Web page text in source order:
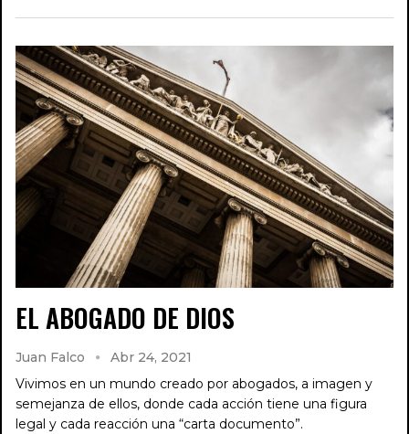
EL ABOGADO DE DIOS
Juan Falco
Abr 24, 2021
Vivimos en un mundo creado por abogados, a imagen y
semejanza de ellos, donde cada acción tiene una figura
legal y cada reacción una “carta documento”.